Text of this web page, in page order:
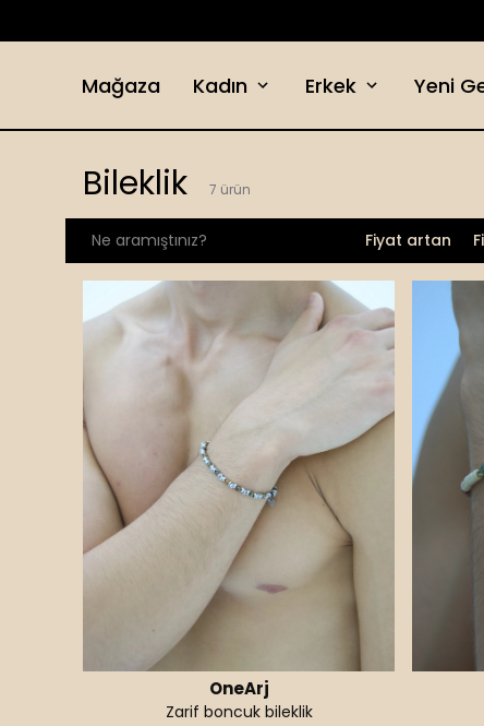
Mağaza Kadın Erkek Yeni
Bileklik 7 ürün
Fiyat artan
OneArj
Zarif boncuk bileklik